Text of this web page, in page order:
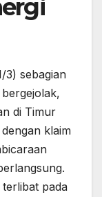
3) sebagian
di Timur
klaim
pada